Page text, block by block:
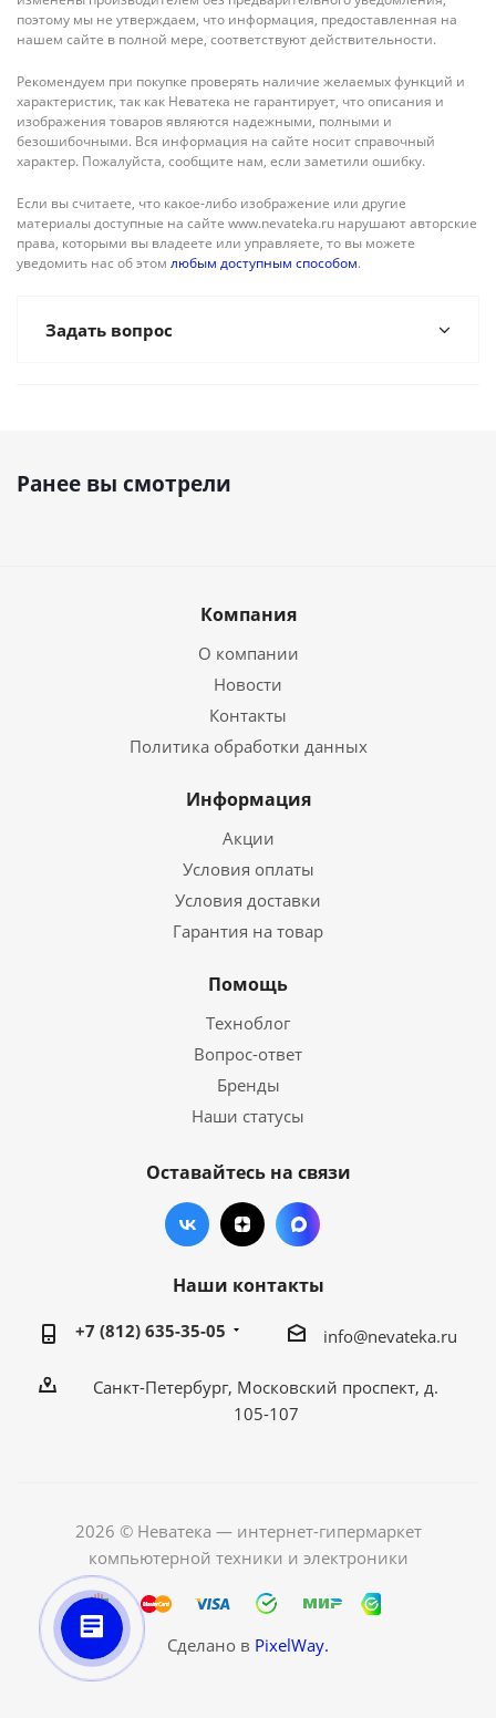
поэтому мы не утверждаем, что информация, предоставленная на
нашем сайте в полной мере, соответствуют действительности.
Рекомендуем при покупке проверять наличие желаемых функций и
характеристик, так как Неватека не гарантирует, что описания и
изображения товаров являются надежными, полными и
безошибочными. Вся информация на сайте носит справочный
характер. Пожалуйста, сообщите нам, если заметили ошибку.
Если вы считаете, что какое-либо изображение или другие
материалы доступные на сайте www.nevateka.ru нарушают авторские
права, которыми вы владеете или управляете, то вы можете
уведомить нас об этом любым доступным способом.
Задать вопрос
Ранее вы смотрели
Компания
О компании
Новости
Контакты
Политика обработки данных
Информация
Акции
Условия оплаты
Условия доставки
Гарантия на товар
Помощь
Техноблог
Вопрос-ответ
Бренды
Наши статусы
Оставайтесь на связи
Наши контакты
+7 (812) 635-35-05 info@nevateka.ru
Санкт-Петербург, Московский проспект, д.
105-107
2026 © Неватека — интернет-гипермаркет
компьютерной техники и электроники
Сделано в PixelWay.